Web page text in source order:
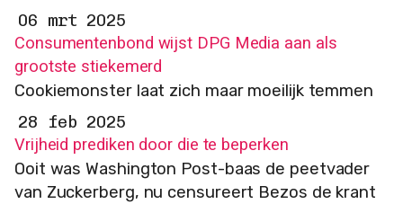
06 mrt 2025
Consumentenbond wijst DPG Media aan als
grootste stiekemerd
Cookiemonster laat zich maar moeilijk temmen
28 feb 2025
Vrijheid prediken door die te beperken
Ooit was Washington Post-baas de peetvader
van Zuckerberg, nu censureert Bezos de krant